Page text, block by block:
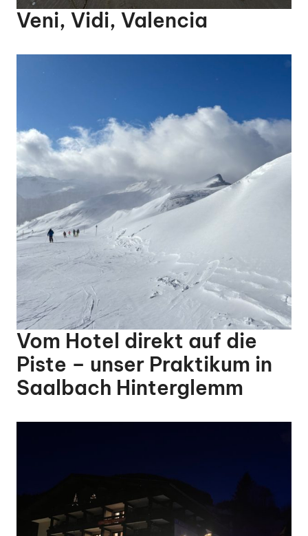
Veni, Vidi, Valencia
Vom Hotel direkt auf die
Piste – unser Praktikum in
Saalbach Hinterglemm